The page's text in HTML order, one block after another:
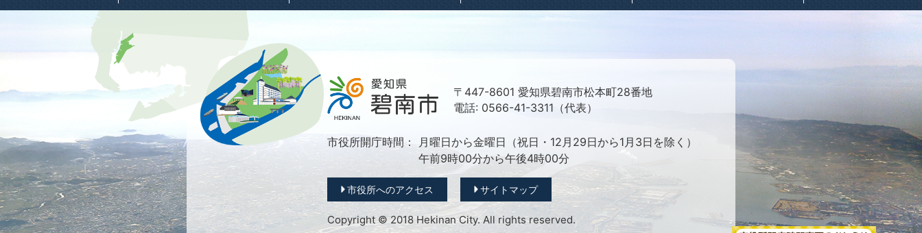
〒447-8601 愛知県碧南市松本町28番地
電話: 0566-41-3311（代表）
市役所開庁時間：
月曜日から金曜日（祝日・12月29日から1月3日を除く）
午前9時00分から午後4時00分
市役所へのアクセス サイトマップ
Copyright © 2018 Hekinan City. All rights reserved.